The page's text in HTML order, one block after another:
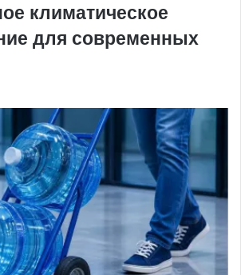
климатическое
для современных